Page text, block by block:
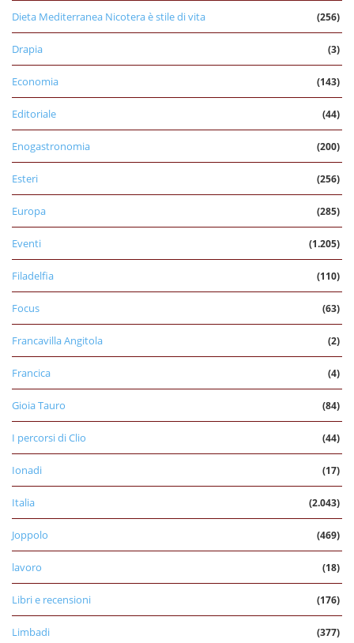
Dieta Mediterranea Nicotera è stile di vita (256)
Drapia (3)
Economia (143)
Editoriale (44)
Enogastronomia (200)
Esteri (256)
Europa (285)
Eventi (1.205)
Filadelfia (110)
Focus (63)
Francavilla Angitola (2)
Francica (4)
Gioia Tauro (84)
I percorsi di Clio (44)
Ionadi (17)
Italia (2.043)
Joppolo (469)
lavoro (18)
Libri e recensioni (176)
Limbadi (377)